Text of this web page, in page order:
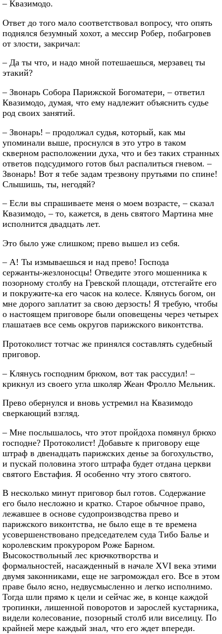
– Квазимодо.
Ответ до того мало соответствовал вопросу, что опять
поднялся безумный хохот, а мессир Робер, побагровев
от злости, закричал:
– Да ты что, и надо мной потешаешься, мерзавец ты
этакий?
– Звонарь Собора Парижской Богоматери, – ответил
Квазимодо, думая, что ему надлежит объяснить судье
род своих занятий.
– Звонарь! – продолжал судья, который, как мы
упоминали выше, проснулся в это утро в таком
скверном расположении духа, что и без таких странных
ответов подсудимого готов был распалиться гневом. –
Звонарь! Вот я тебе задам трезвону прутьями по спине!
Слышишь, ты, негодяй?
– Если вы спрашиваете меня о моем возрасте, – сказал
Квазимодо, – то, кажется, в день святого Мартина мне
исполнится двадцать лет.
Это было уже слишком; прево вышел из себя.
– А! Ты измываешься и над прево! Господа
сержанты‑жезлоносцы! Отведите этого мошенника к
позорному столбу на Гревской площади, отстегайте его
и покружите‑ка его часок на колесе. Клянусь богом, он
мне дорого заплатит за свою дерзость! Я требую, чтобы
о настоящем приговоре были оповещены через четырех
глашатаев все семь округов парижского виконтства.
Протоколист тотчас же принялся составлять судебный
приговор.
– Клянусь господним брюхом, вот так рассудил! –
крикнул из своего угла школяр Жеан Фролло Мельник.
Прево обернулся и вновь устремил на Квазимодо
сверкающий взгляд.
– Мне послышалось, что этот пройдоха помянул брюхо
господне? Протоколист! Добавьте к приговору еще
штраф в двенадцать парижских денье за богохульство,
и пускай половина этого штрафа будет отдана церкви
святого Евстафия. Я особенно чту этого святого.
В несколько минут приговор был готов. Содержание
его было несложно и кратко. Старое обычное право,
лежавшее в основе судопроизводства прево и
парижского виконтства, не было еще в те времена
усовершенствовано председателем суда Тибо Балье и
королевским прокурором Роже Барном.
Высокоствольный лес крючкотворства и
формальностей, насажденный в начале XVI века этими
двумя законниками, еще не загромождал его. Все в этом
праве было ясно, недвусмысленно и легко исполнимо.
Тогда шли прямо к цели и сейчас же, в конце каждой
тропинки, лишенной поворотов и зарослей кустарника,
видели колесование, позорный столб или виселицу. По
крайней мере каждый знал, что его ждет впереди.